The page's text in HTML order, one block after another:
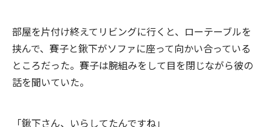
部屋を片付け終えてリビングに行くと、ローテーブルを
挟んで、賽子と鍬下がソファに座って向かい合っている
ところだった。賽子は腕組みをして目を閉じながら彼の
話を聞いていた。
「鍬下さん、いらしてたんですね」